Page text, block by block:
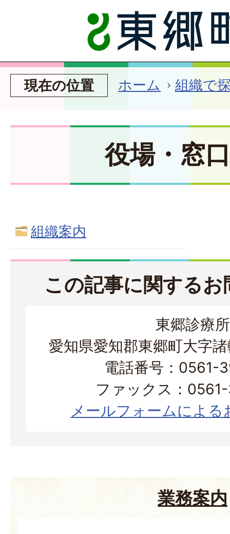
現在の位置 ホーム 組織で
役場・窓
組織案内
この記事に関する
東郷診療所
愛知県愛知郡東郷町大字
電話番号：0561-
ファックス：
メールフォームによる
業務案内